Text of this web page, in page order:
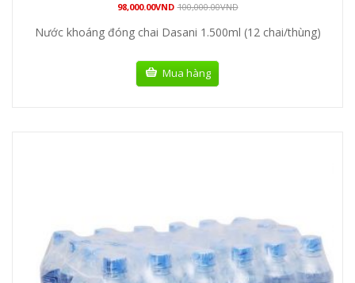
98,000.00VND 100,000.00VND
Nước khoáng đóng chai Dasani 1.500ml (12 chai/thùng)
Mua hàng